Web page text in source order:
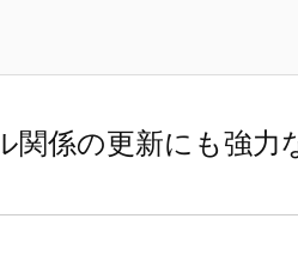
関係の更新にも強力